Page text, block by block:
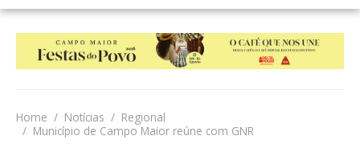
Home Notícias
Regional
Município de Campo Maior reúne com GNR